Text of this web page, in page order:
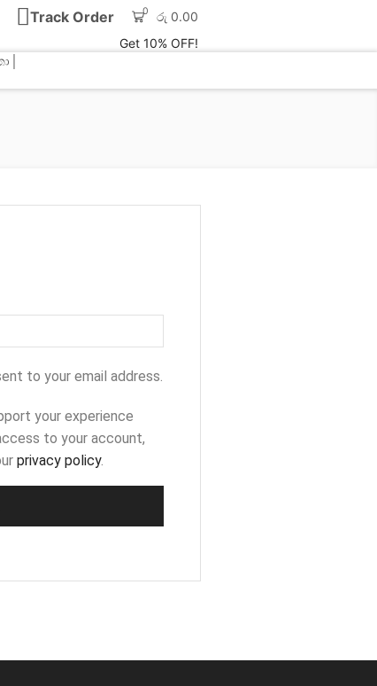
Track Order 0 රු 0.00
Get 10% OFF!
to your email address.
your experience
to your account,
privacy policy.